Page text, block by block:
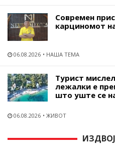
Современ
карциномот
06.08.2026 НАША ТЕМА
Турист
лежалки е
што уште се
06.08.2026 ЖИВОТ